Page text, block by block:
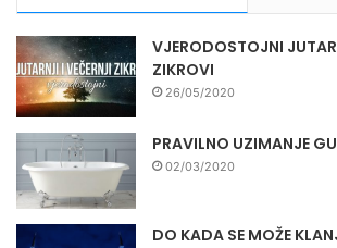
VJERODOSTOJNI
ZIKROVI
26/05/2020
PRAVILNO UZIMANJE
02/03/2020
DO KADA SE MOŽE